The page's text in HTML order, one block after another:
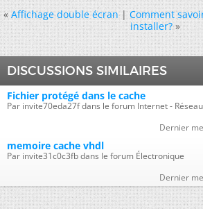
« Affichage double écran|Comment
installer? »
DISCUSSIONS SIMILAIRES
Fichier protégé dans le cache
Par invite70eda27f dans le forum Internet -
Dernier
memoire cache vhdl
Par invite31c0c3fb dans le forum Électronique
Dernier